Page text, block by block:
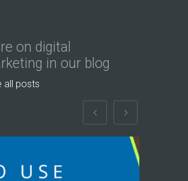
on digital
in our blog
all posts